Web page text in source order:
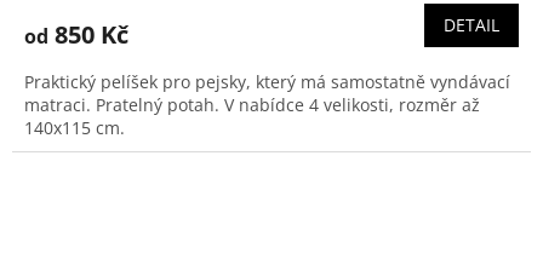
je
z
5
hvězdiček.
od 850 Kč DETAIL
Praktický pelíšek pro pejsky, který má samostatně vyndávací
matraci. Pratelný potah. V nabídce 4 velikosti, rozměr až
140x115 cm.